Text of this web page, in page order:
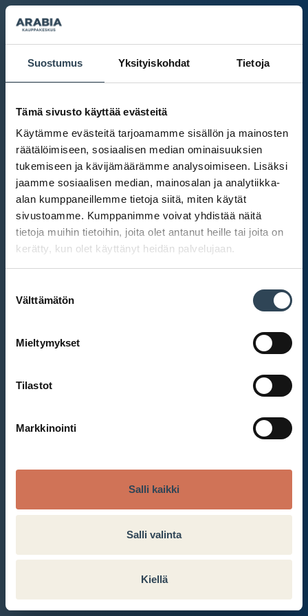
Suostumus Yksityiskohdat Tietoja
Tämä sivusto käyttää evästeitä
Käytämme evästeitä tarjoamamme sisällön ja mainosten
räätälöimiseen, sosiaalisen median ominaisuuksien
tukemiseen ja kävijämäärämme analysoimiseen. Lisäksi
jaamme sosiaalisen median, mainosalan ja analytiikka-
alan kumppaneillemme tietoja siitä, miten käytät
sivustoamme. Kumppanimme voivat yhdistää näitä
tietoja muihin tietoihin, joita olet antanut heille tai joita on
kerätty, kun olet käyttänyt heidän palvelujaan.
valinta
Välttämätön
Mieltymykset
Tilastot
Markkinointi
Salli kaikki
Salli valinta
Kiellä
Kauppakeskus Arabia
Et ole kirjautunut sisään. Kirjaudu sisään